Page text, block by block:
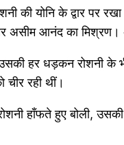
की योनि के द्वार पर
असीम आनंद का
हर धड़कन रोशनी के
चीर रही थीं।
हाँफते हुए बोली,